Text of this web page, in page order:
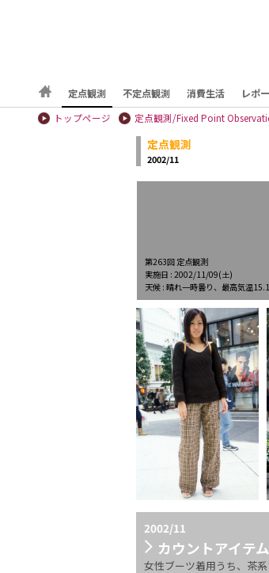
定点観測 不定点観測 消費生活 レポ
トップページ 定点観測/Fixed Point
定点観測
2002/11
第263回 定点観測
実施日 : 2002/11/09(土)
天候 : 晴れ一時曇り、最高気温
2002/11
カウントアイテム
女性ブーツ着用うち、茶